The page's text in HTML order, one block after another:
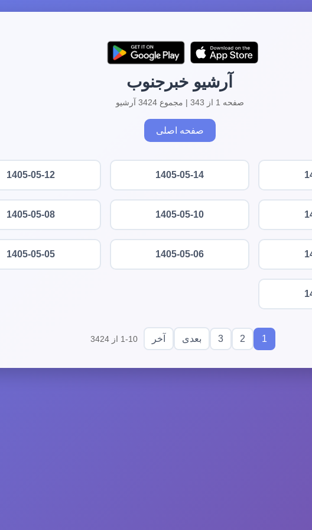
آرشیو خبرجنوب
صفحه 1 از 343 | مجموع 3424 آرشیو
صفحه اصلی
1405-05-14
1405-05-12
1405-05-10
1405-05-08
1405-05-06
1405-05-05
1
2
3 بعدی آخر 1-10 از 3424